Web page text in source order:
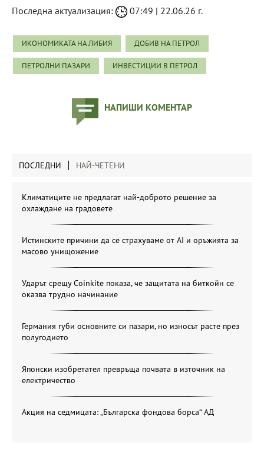
Последна актуализация: 07:49 | 22.06.26 г.
ИКОНОМИКАТА НА ЛИБИЯ ДОБИВ НА ПЕТРОЛ
ПЕТРОЛНИ ПАЗАРИ ИНВЕСТИЦИИ В ПЕТРОЛ
НАПИШИ КОМЕНТАР
ПОСЛЕДНИ НАЙ-ЧЕТЕНИ
Климатиците не предлагат най-доброто решение за
охлаждане на градовете
Истинските причини да се страхуваме от AI и оръжията за
масово унищожение
Ударът срещу Coinkite показа, че защитата на биткойн се
оказва трудно начинание
Германия губи основните си пазари, но износът расте през
полугодието
Японски изобретател превръща почвата в източник на
електричество
Акция на седмицата: „Българска фондова борса“ АД